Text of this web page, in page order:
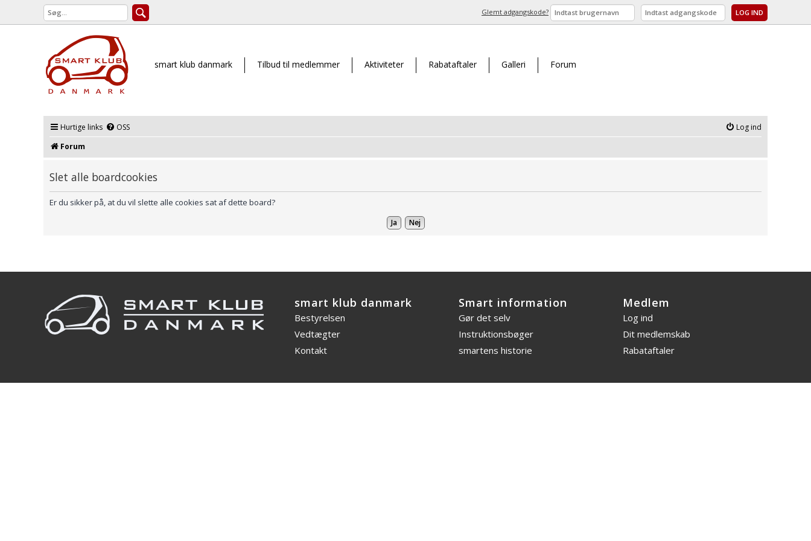
Glemt adgangskode?
smart klub danmark Tilbud til medlemmer Aktiviteter Rabataftaler Galleri Forum
Hurtige links OSS
Log ind
Forum
Slet alle boardcookies
Er du sikker på, at du vil slette alle cookies sat af dette board?
smart klub danmark
Bestyrelsen
Vedtægter
Kontakt
Smart information
Gør det selv
Instruktionsbøger
smartens historie
Medlem
Log ind
Dit medlemskab
Rabataftaler